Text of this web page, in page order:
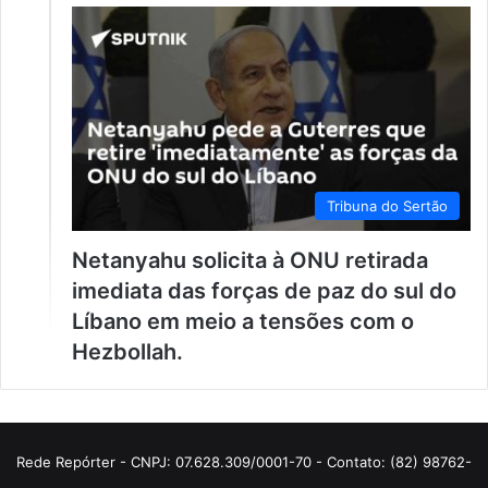
Tribuna do Sertão
Netanyahu solicita à ONU retirada
imediata das forças de paz do sul do
Líbano em meio a tensões com o
Hezbollah.
Rede Repórter - CNPJ: 07.628.309/0001-70 - Contato: (82) 98762-